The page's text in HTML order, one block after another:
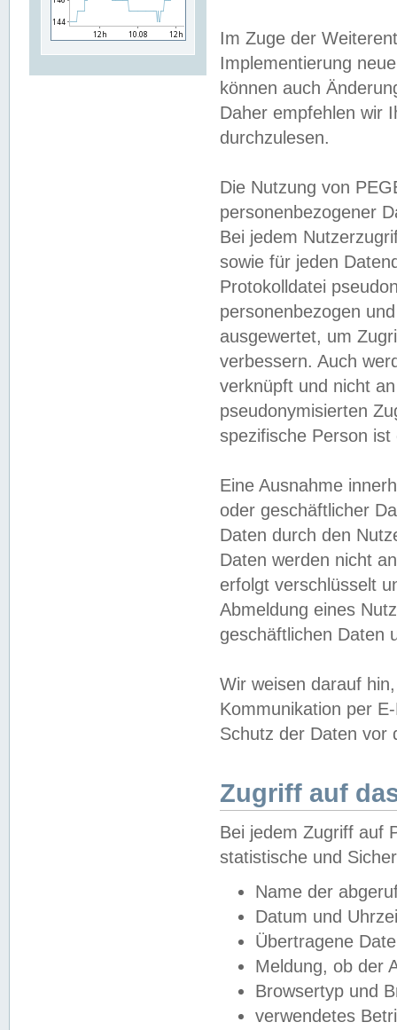
Im Zuge der
Implementierung
können auch
Daher empfehlen wir
durchzulesen.
Die Nutzung von
personenbezogener
Bei jedem
sowie für jeden
Protokolldatei
personenbezogen
ausgewertet, um
verbessern. Auch
verknüpft und nicht
pseudonymisierten
spezifische Person
Eine Ausnahme
oder geschäftlicher
Daten durch den
Daten werden nicht
erfolgt verschlüsselt
Abmeldung eines
geschäftlichen Daten
Wir weisen darauf
Kommunikation per
Schutz der Daten vor
Zugriff auf
Bei jedem Zugriff auf
statistische und
Name der
Datum und
Übertragene
Meldung, ob der
Browsertyp und
verwendetes